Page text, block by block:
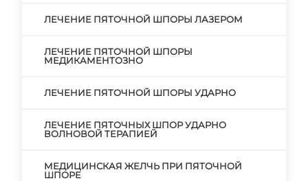
ЛЕЧЕНИЕ ПЯТОЧНОЙ ШПОРЫ ЛАЗЕРОМ
ЛЕЧЕНИЕ ПЯТОЧНОЙ ШПОРЫ
МЕДИКАМЕНТОЗНО
ЛЕЧЕНИЕ ПЯТОЧНОЙ ШПОРЫ УДАРНО
ЛЕЧЕНИЕ ПЯТОЧНЫХ ШПОР УДАРНО
ВОЛНОВОЙ ТЕРАПИЕЙ
МЕДИЦИНСКАЯ ЖЕЛЧЬ ПРИ ПЯТОЧНОЙ
ШПОРЕ